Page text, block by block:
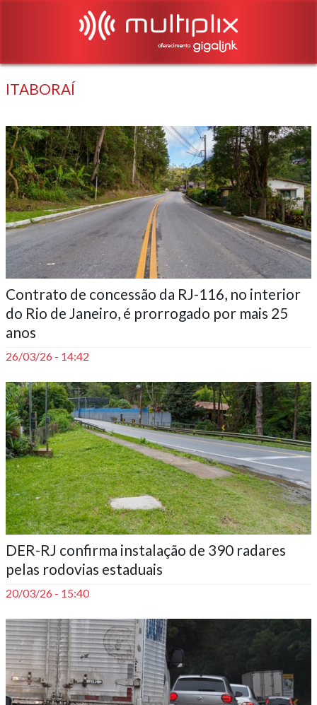
ITABORAÍ
Contrato de concessão da RJ-116, no interior
do Rio de Janeiro, é prorrogado por mais 25
anos
26/03/26 - 14:42
DER-RJ confirma instalação de 390 radares
pelas rodovias estaduais
20/03/26 - 15:40